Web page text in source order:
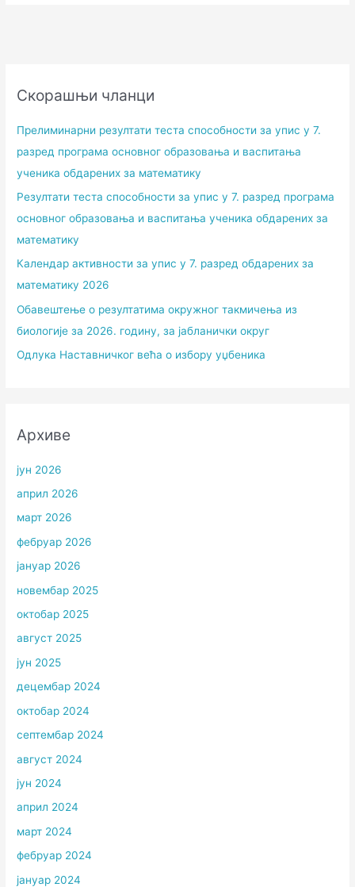
Скорашњи чланци
Прелиминарни резултати теста способности за упис у 7.
разред програма основног образовања и васпитања
ученика обдарених за математику
Резултати теста способности за упис у 7. разред програма
основног образовања и васпитања ученика обдарених за
математику
Календар активности за упис у 7. разред обдарених за
математику 2026
Обавештење о резултатима окружног такмичења из
биологије за 2026. годину, за јабланички округ
Одлука Наставничког већа о избору уџбеника
Архиве
јун 2026
април 2026
март 2026
фебруар 2026
јануар 2026
новембар 2025
октобар 2025
август 2025
јун 2025
децембар 2024
октобар 2024
септембар 2024
август 2024
јун 2024
април 2024
март 2024
фебруар 2024
јануар 2024